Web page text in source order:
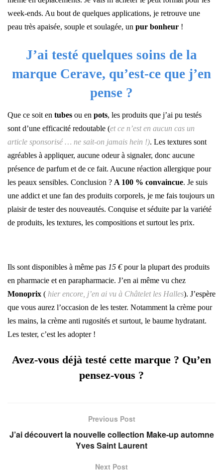
week-ends. Au bout de quelques applications, je retrouve une
peau très apaisée, souple et soulagée, un pur bonheur !
J’ai testé quelques soins de la
marque Cerave, qu’est-ce que j’en
pense ?
Que ce soit en tubes ou en pots, les produits que j’ai pu testés
sont d’une efficacité redoutable (et ce n’est en aucun cas un
article sponsorisé … ne sait-on jamais hein !). Les textures sont
agréables à appliquer, aucune odeur à signaler, donc aucune
présence de parfum et de ce fait. Aucune réaction allergique pour
les peaux sensibles. Conclusion ? A 100 % convaincue. Je suis
une addict et une fan des produits corporels, je me fais toujours un
plaisir de tester des nouveautés. Conquise et séduite par la variété
de produits, les textures, les compositions et surtout les prix.
Ils sont disponibles à même pas 15 €pour la plupart des produits
en pharmacie et en parapharmacie. J’en ai même vu chez
Monoprix ( hier encore, j’en ai vu à Châtelet les Halles). J’espère
que vous aurez l’occasion de les tester. Notamment la crème pour
les mains, la crème anti rugosités et surtout, le baume hydratant.
Les tester, c’est les adopter !
Avez-vous déjà testé cette marque ? Qu’en
pensez-vous ?
Previous Post
J’ai découvert la nouvelle collection Make-up automne
Yves Saint Laurent
Next Post